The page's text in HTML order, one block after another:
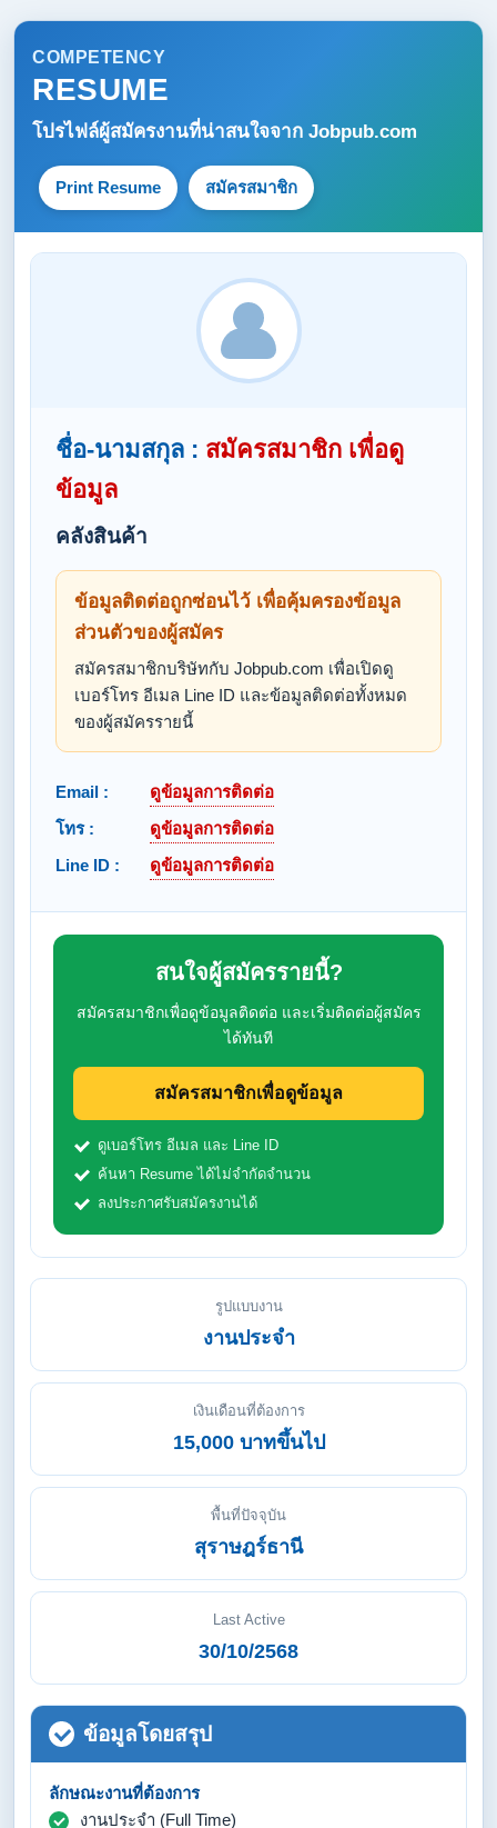
COMPETENCY
RESUME
โปรไฟล์ผู้สมัครงานที่น่าสนใจจาก Jobpub.com
Print Resume สมัครสมาชิก
ชื่อ-นามสกุล : สมัครสมาชิก เพื่อดู
ข้อมูล
คลังสินค้า
ข้อมูลติดต่อถูกซ่อนไว้ เพื่อคุ้มครองข้อมูล
ส่วนตัวของผู้สมัคร
สมัครสมาชิกบริษัทกับ Jobpub.com เพื่อเปิดดู
เบอร์โทร อีเมล Line ID และข้อมูลติดต่อทั้งหมด
ของผู้สมัครรายนี้
Email :
ดูข้อมูลการติดต่อ
โทร :
ดูข้อมูลการติดต่อ
Line ID :
ดูข้อมูลการติดต่อ
สนใจผู้สมัครรายนี้?
สมัครสมาชิกเพื่อดูข้อมูลติดต่อ และเริ่มติดต่อผู้สมัคร
ได้ทันที
สมัครสมาชิกเพื่อดูข้อมูล
ดูเบอร์โทร อีเมล และ Line ID
ค้นหา Resume ได้ไม่จำกัดจำนวน
ลงประกาศรับสมัครงานได้
รูปแบบงาน
งานประจำ
เงินเดือนที่ต้องการ
15,000 บาทขึ้นไป
พื้นที่ปัจจุบัน
สุราษฎร์ธานี
Last Active
30/10/2568
ข้อมูลโดยสรุป
ลักษณะงานที่ต้องการ
งานประจำ (Full Time)